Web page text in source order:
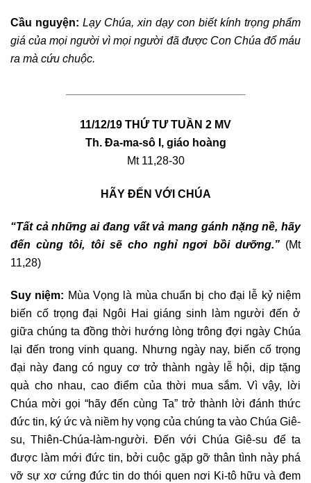
Cầu nguyện: Lạy Chúa, xin dạy con biết kính trọng phẩm
giá của mọi người vì mọi người đã được Con Chúa đổ máu
ra mà cứu chuộc.
————————————————————————————————-
11/12/19 THỨ TƯ TUẦN 2 MV
Th. Đa-ma-sô I, giáo hoàng
Mt 11,28-30
HÃY ĐẾN VỚI CHÚA
“Tất cả những ai đang vất vả mang gánh nặng nề, hãy
đến cùng tôi, tôi sẽ cho nghỉ ngơi bồi dưỡng.” (Mt
11,28)
Suy niệm: Mùa Vọng là mùa chuẩn bị cho đại lễ kỷ niệm
biến cố trọng đại Ngôi Hai giáng sinh làm người đến ở
giữa chúng ta đồng thời hướng lòng trông đợi ngày Chúa
lại đến trong vinh quang. Nhưng ngày nay, biến cố trọng
đại này đang có nguy cơ trở thành ngày lễ hội, dịp tặng
quà cho nhau, cao điểm của thời mua sắm. Vì vậy, lời
Chúa mời gọi “hãy đến cùng Ta” trở thành lời đánh thức
đức tin, ký ức và niềm hy vọng của chúng ta vào Chúa Giê-
su, Thiên-Chúa-làm-người. Đến với Chúa Giê-su để ta
được làm mới đức tin, bởi cuộc gặp gỡ thân tình này phá
vỡ sự xơ cứng đức tin do thói quen nơi Ki-tô hữu và đem